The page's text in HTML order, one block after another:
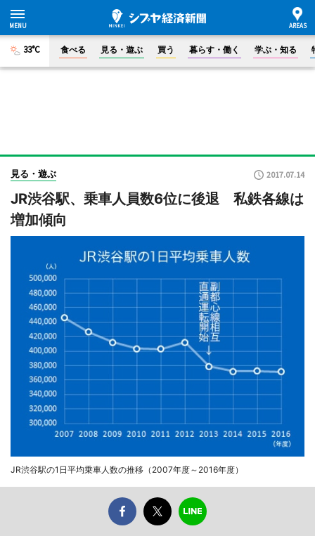
33°C 食べる 見る・遊ぶ 買う 暮らす・働く 学ぶ・知る
見る・遊ぶ 2017.07.14
JR渋谷駅、乗車人員数6位に後退 私鉄各線は
増加傾向
JR渋谷駅の1日平均乗車人数の推移（2007年度～2016年度）